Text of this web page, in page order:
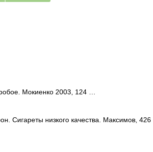
Мокиенко 2003, 124 …
Сигареты низкого качества. Максимов, 426